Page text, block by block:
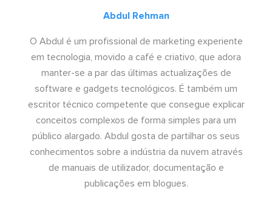
Abdul Rehman
O Abdul é um profissional de marketing experiente
em tecnologia, movido a café e criativo, que adora
manter-se a par das últimas actualizações de
software e gadgets tecnológicos. É também um
escritor técnico competente que consegue explicar
conceitos complexos de forma simples para um
público alargado. Abdul gosta de partilhar os seus
conhecimentos sobre a indústria da nuvem através
de manuais de utilizador, documentação e
publicações em blogues.